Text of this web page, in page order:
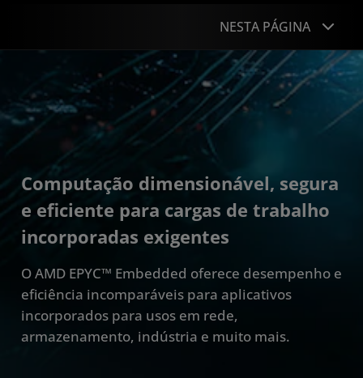
NESTA PÁGINA
Visão geral
Aplicações
Especificações
Estudos de caso
Suporte e recursos
Começar
Computação dimensionável, segura
e eficiente para cargas de trabalho
incorporadas exigentes
O AMD EPYC™ Embedded oferece desempenho e
eficiência incomparáveis para aplicativos
incorporados para usos em rede,
armazenamento, indústria e muito mais.